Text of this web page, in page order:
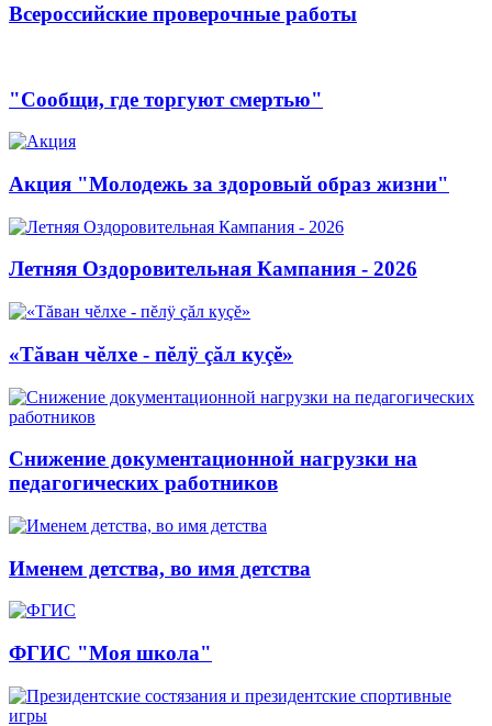
Всероссийские проверочные работы
"Сообщи, где торгуют смертью"
Акция "Молодежь за здоровый образ жизни"
Летняя Оздоровительная Кампания - 2026
«Тăван чĕлхе - пĕлÿ çăл куçĕ»
Снижение документационной нагрузки на
педагогических работников
Именем детства, во имя детства
ФГИС "Моя школа"